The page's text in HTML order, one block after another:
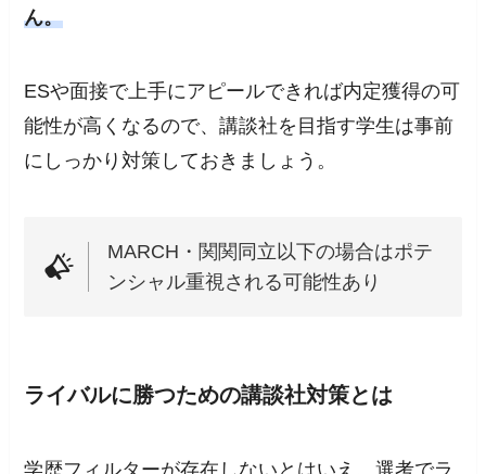
ん。
ESや面接で上手にアピールできれば内定獲得の可
能性が高くなるので、講談社を目指す学生は事前
にしっかり対策しておきましょう。
MARCH・関関同立以下の場合はポテ
ンシャル重視される可能性あり
ライバルに勝つための講談社対策とは